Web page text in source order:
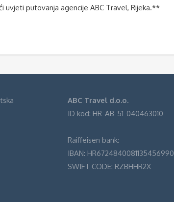
uvjeti putovanja agencije ABC Travel, Rijeka.**
ABC Travel d.o.o.
ID kod: HR-AB-51-040463010
Raiffeisen bank:
IBAN: HR6724840081135456990
SWIFT CODE: RZBHHR2X